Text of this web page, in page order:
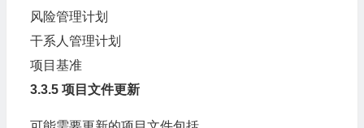
风险管理计划
干系人管理计划
项目基准
3.3.5 项目文件更新